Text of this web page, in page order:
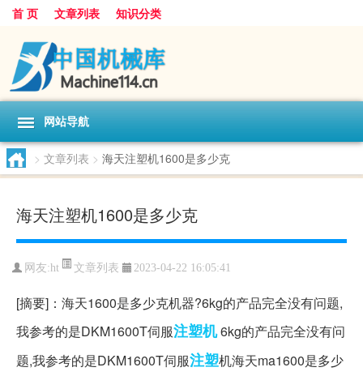
首 页 文章列表 知识分类
网站导航
> 文章列表 > 海天注塑机1600是多少克
海天注塑机1600是多少克
网友:ht 文章列表 2023-04-22 16:05:41
[摘要]：海天1600是多少克机器?6kg的产品完全没有问题,
我参考的是DKM1600T伺服注塑机6kg的产品完全没有问
题,我参考的是DKM1600T伺服注塑机海天ma1600是多少